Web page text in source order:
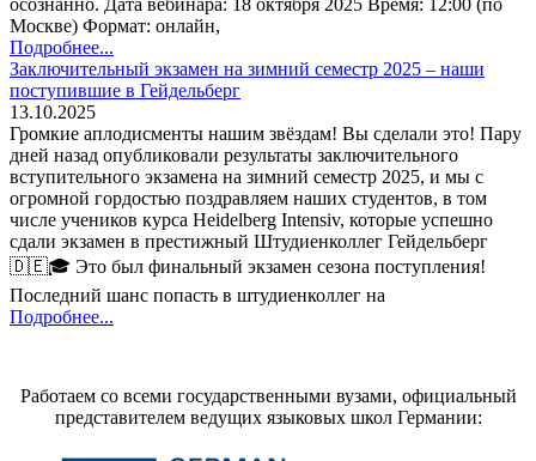
осознанно. Дата вебинара: 18 октября 2025 Время: 12:00 (по
Москве) Формат: онлайн,
Подробнее...
Заключительный экзамен на зимний семестр 2025 – наши
поступившие в Гейдельберг
13.10.2025
Громкие аплодисменты нашим звёздам! Вы сделали это! Пару
дней назад опубликовали результаты заключительного
вступительного экзамена на зимний семестр 2025, и мы с
огромной гордостью поздравляем наших студентов, в том
числе учеников курса Heidelberg Intensiv, которые успешно
сдали экзамен в престижный Штудиенколлег Гейдельберг
🇩🇪🎓 Это был финальный экзамен сезона поступления!
Последний шанс попасть в штудиенколлег на
Подробнее...
Работаем со всеми государственными вузами, официальный
представителем ведущих языковых школ Германии: